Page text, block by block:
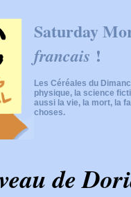
Saturday
francais !
Les Céréales du
physique, la science
aussi la vie, la mort, la
choses.
de